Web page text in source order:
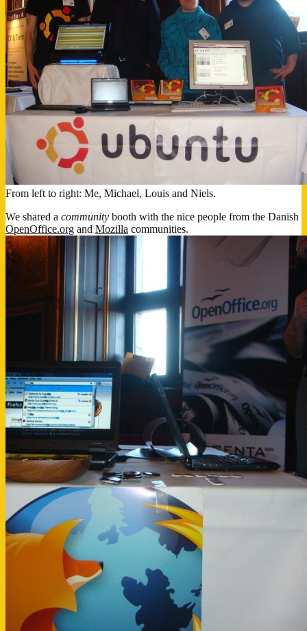
From left to right: Me, Michael, Louis and Niels.
We shared a community booth with the nice people from the Danish
OpenOffice.org and Mozilla communities.